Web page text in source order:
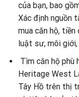
của bạn, bao
Xác định nguồn
mua căn hộ,
luật sư, môi giới,
Tìm căn hộ phù
Heritage West
Tây Hồ trên thị